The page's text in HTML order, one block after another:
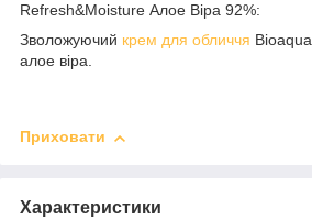
Refresh&Moisture Алое Віра 92%:
Зволожуючий крем для обличчя
алое віра.
Приховати
Характеристики